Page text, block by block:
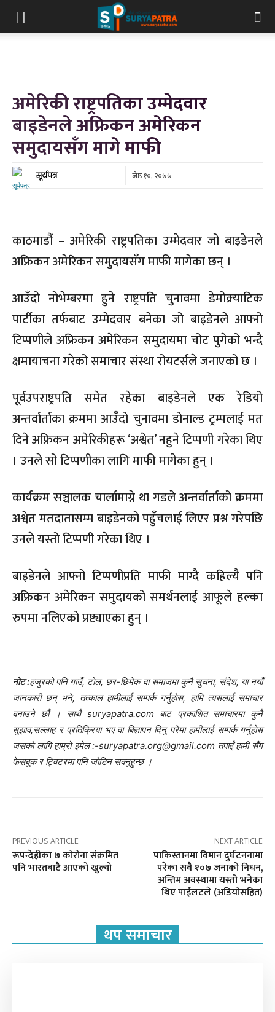
अमेरिकी राष्ट्रपतिका उम्मेदवार
बाइडेनले अफ्रिकन अमेरिकन
समुदायसँग मागे माफी
सूर्यपत्र जेष्ठ १०, २०७७
काठमाडौं – अमेरिकी राष्ट्रपतिका उम्मेदवार जो बाइडेनले
अफ्रिकन अमेरिकन समुदायसँग माफी मागेका छन् ।
आउँदो नोभेम्बरमा हुने राष्ट्रपति चुनावमा डेमोक्र्याटिक
पार्टीका तर्फबाट उम्मेदवार बनेका जो बाइडेनले आफ्नो
टिप्पणीले अफ्रिकन अमेरिकन समुदायमा चोट पुगेको भन्दै
क्षमायाचना गरेको समाचार संस्था रोयटर्सले जनाएको छ ।
पूर्वउपराष्ट्रपति समेत रहेका बाइडेनले एक रेडियो
अन्तर्वार्ताका क्रममा आउँदो चुनावमा डोनाल्ड ट्रम्पलाई मत
दिने अफ्रिकन अमेरिकीहरू ‘अश्वेत’ नहुने टिप्पणी गरेका थिए
। उनले सो टिप्पणीका लागि माफी मागेका हुन् ।
कार्यक्रम सञ्चालक चार्लामाग्ने था गडले अन्तर्वार्ताको क्रममा
अश्वेत मतदातासम्म बाइडेनको पहुँचलाई लिएर प्रश्न गरेपछि
उनले यस्तो टिप्पणी गरेका थिए ।
बाइडेनले आफ्नो टिप्पणीप्रति माफी माग्दै कहिल्यै पनि
अफ्रिकन अमेरिकन समुदायको समर्थनलाई आफूले हल्का
रुपमा नलिएको प्रष्ट्याएका हुन् ।
नोट :हजुरको पनि गाउँ, टोल, छर-छिमेक वा समाजमा कुनै सुचना, संदेश, या नयाँ
जानकारी छन् भने, तत्काल हामीलाई सम्पर्क गर्नुहोस, हामि त्यसलाई समाचार
बनाउने छौं । साथै suryapatra.com बाट प्रकाशित समाचारमा कुनै
सुझाव,सल्लाह र प्रतिक्रिया भए वा बिज्ञापन दिनु परेमा हामीलाई सम्पर्क गर्नुहोस
जसको लागि हाम्रो इमेल :-suryapatra.org@gmail.com तपाईं हामी सँग
फेसबुक र ट्विटरमा पनि जोडिन सक्नुहुन्छ ।
PREVIOUS ARTICLE
रूपन्देहीका ७ कोरोना संक्रमित
पनि भारतबाटै आएको खुल्यो
NEXT ARTICLE
पाकिस्तानमा विमान दुर्घटननामा
परेका सवै १०७ जनाको निधन,
अन्तिम अवस्थामा यस्तो भनेका
थिए पाईलटले (अडियोसहित)
थप समाचार